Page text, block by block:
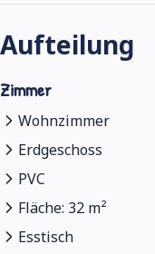
Aufteilung
Zimmer
Wohnzimmer
Erdgeschoss
PVC
Fläche: 32 m²
Esstisch